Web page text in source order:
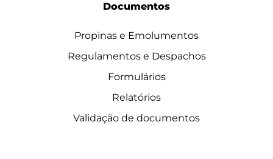
Documentos
Propinas e Emolumentos
Regulamentos e Despachos
Formulários
Relatórios
Validação de documentos